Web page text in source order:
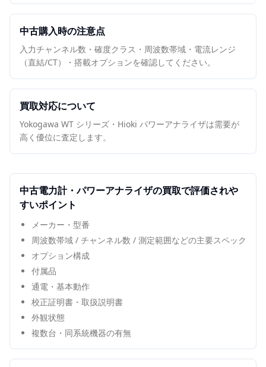
中古購入時の注意点
入力チャンネル数・確度クラス・周波数帯域・電流レンジ
（直結/CT）・搭載オプションを確認してください。
買取対応について
Yokogawa WT シリーズ・Hioki パワーアナライザは需要が
高く優位に査定します。
中古電力計・パワーアナライザの買取で評価されや
すいポイント
メーカー・型番
周波数帯域 / チャンネル数 / 測定範囲などの主要スペック
オプション構成
付属品
通電・基本動作
校正証明書・取扱説明書
外観状態
複数台・同系統機器の有無